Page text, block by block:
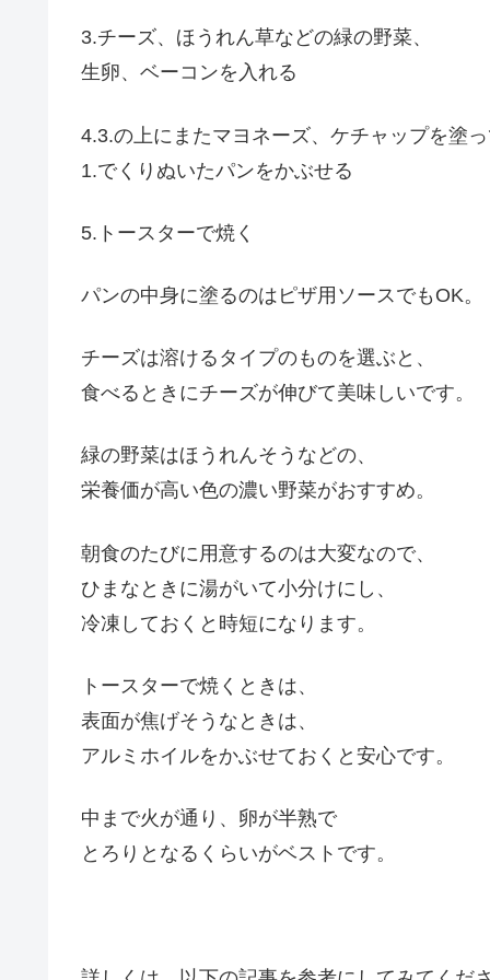
3.チーズ、ほうれん草などの緑の野菜、
生卵、ベーコンを入れる
4.3.の上にまたマヨネーズ、ケチャップを塗
1.でくりぬいたパンをかぶせる
5.トースターで焼く
パンの中身に塗るのはピザ用ソースでもOK。
チーズは溶けるタイプのものを選ぶと、
食べるときにチーズが伸びて美味しいです。
緑の野菜はほうれんそうなどの、
栄養価が高い色の濃い野菜がおすすめ。
朝食のたびに用意するのは大変なので、
ひまなときに湯がいて小分けにし、
冷凍しておくと時短になります。
トースターで焼くときは、
表面が焦げそうなときは、
アルミホイルをかぶせておくと安心です。
中まで火が通り、卵が半熟で
とろりとなるくらいがベストです。